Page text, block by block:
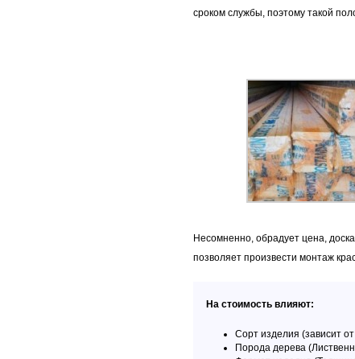
сроком службы, поэтому такой
Несомненно, обрадует цена,
позволяет произвести монтаж
На стоимость влияют:
Сорт изделия (зависит
Порода дерева